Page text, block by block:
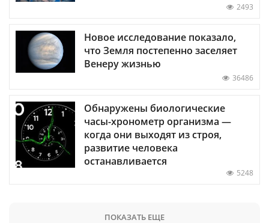
2493
Новое исследование показало,
что Земля постепенно заселяет
Венеру жизнью
36486
Обнаружены биологические
часы-хронометр организма —
когда они выходят из строя,
развитие человека
останавливается
5248
ПОКАЗАТЬ ЕЩЕ